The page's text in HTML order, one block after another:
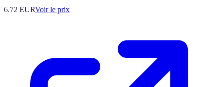
6.72 EURVoir le prix